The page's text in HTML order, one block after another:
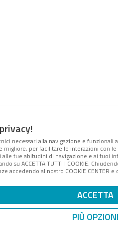
necessari alla navigazione e
migliore, per facilitare le interazioni con
tue abitudini di navigazione e ai tuoi
su ACCETTA TUTTI I COOKIE.
accedendo al nostro COOKIE
ACCETTA
PIÙ OPZIONI